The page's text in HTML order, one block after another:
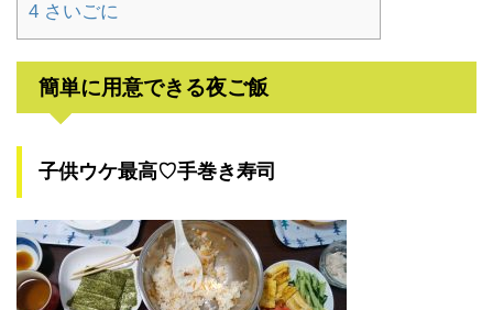
4 さいごに
簡単に用意できる夜ご飯
子供ウケ最高♡手巻き寿司